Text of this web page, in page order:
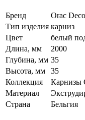
Бренд
Orac
Тип изделия карниз
Цвет
белый
Длина, мм
2000
Глубина, мм 35
Высота, мм
35
Коллекция
Карнизы
Материал
Страна
Бельгия